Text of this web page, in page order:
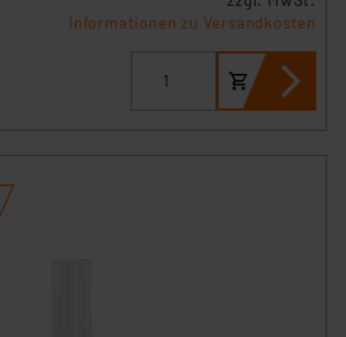
der Datenübermittlung,
der übermittelten Daten,
Informationen zu Versandkosten